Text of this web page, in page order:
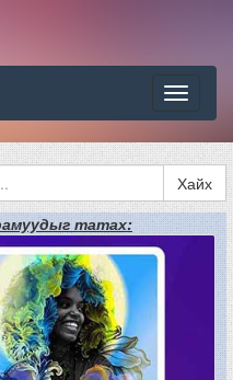
Цэс
Хайх
татах: